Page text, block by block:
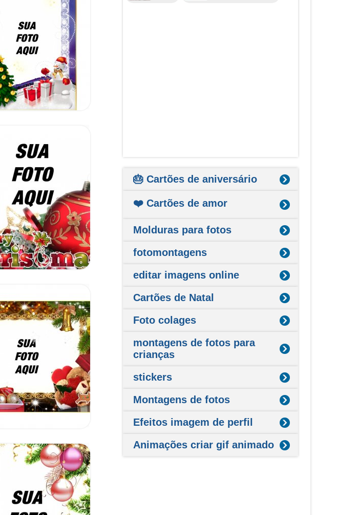
🎂 Cartões de aniversário
❤️ Cartões de amor
Molduras para fotos
fotomontagens
editar imagens online
Cartões de Natal
Foto colages
montagens de fotos para
crianças
stickers
Montagens de fotos
Efeitos imagem de perfil
Animações criar gif animado